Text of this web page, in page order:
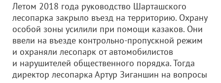
Летом 2018 года руководство Шарташского
лесопарка закрыло въезд на территорию. Охрану
особой зоны усилили при помощи казаков. Они
ввели на въезде контрольно-пропускной режим
и охраняли лесопарк от автомобилистов
и нарушителей общественного порядка. Тогда
директор лесопарка Артур Зиганшин на вопросы